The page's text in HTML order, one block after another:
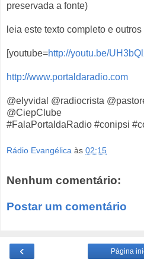
preservada a fonte)
leia este texto completo e outros
[youtube=http://youtu.be/
http://www.portaldaradio.com
@elyvidal @radiocrista
@CiepClube
#FalaPortaldaRadio #conipsi
Rádio Evangélica às 02:15
Nenhum comentário:
Postar um comentário
‹ Página